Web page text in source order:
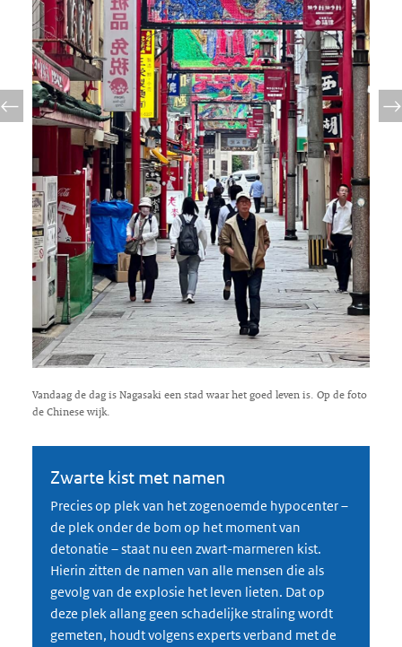
Vandaag de dag is Nagasaki een stad waar het goed leven is. Op de foto
de Chinese wijk.
Zwarte kist met namen
Precies op plek van het zogenoemde hypocenter –
de plek onder de bom op het moment van
detonatie – staat nu een zwart-marmeren kist.
Hierin zitten de namen van alle mensen die als
gevolg van de explosie het leven lieten. Dat op
deze plek allang geen schadelijke straling wordt
gemeten, houdt volgens experts verband met de